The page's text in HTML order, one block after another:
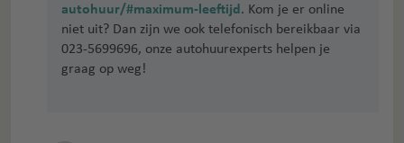
autohuur/#maximum-leeftijd . Kom je er online
niet uit? Dan zijn we ook telefonisch bereikbaar via
023-5699696, onze autohuurexperts helpen je
graag op weg!